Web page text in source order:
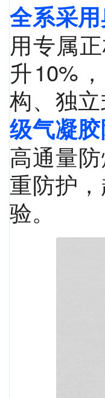
全系采
用专属
升10%
构、独
级气凝
高通量
重防护
验。